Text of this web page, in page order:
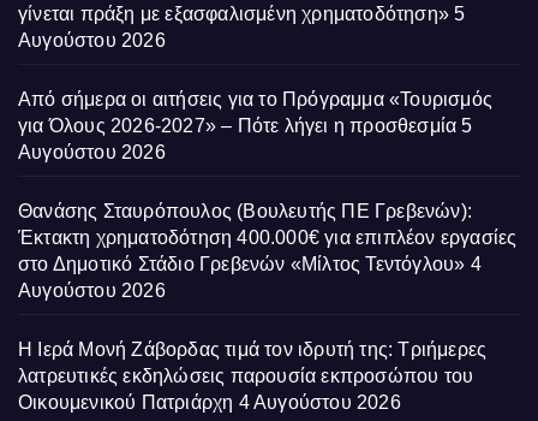
γίνεται πράξη με εξασφαλισμένη χρηματοδότηση» 5
Αυγούστου 2026
Από σήμερα οι αιτήσεις για το Πρόγραμμα «Τουρισμός
για Όλους 2026-2027» – Πότε λήγει η προσθεσμία 5
Αυγούστου 2026
Θανάσης Σταυρόπουλος (Βουλευτής ΠΕ Γρεβενών):
Έκτακτη χρηματοδότηση 400.000€ για επιπλέον εργασίες
στο Δημοτικό Στάδιο Γρεβενών «Μίλτος Τεντόγλου» 4
Αυγούστου 2026
Η Ιερά Μονή Ζάβορδας τιμά τον ιδρυτή της: Τριήμερες
λατρευτικές εκδηλώσεις παρουσία εκπροσώπου του
Οικουμενικού Πατριάρχη 4 Αυγούστου 2026